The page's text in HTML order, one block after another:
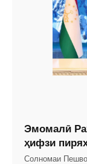
Эмомалӣ
ҳифзи
Солномаи